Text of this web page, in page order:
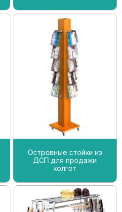
Островные стойки из
ДСП для продажи
колгот